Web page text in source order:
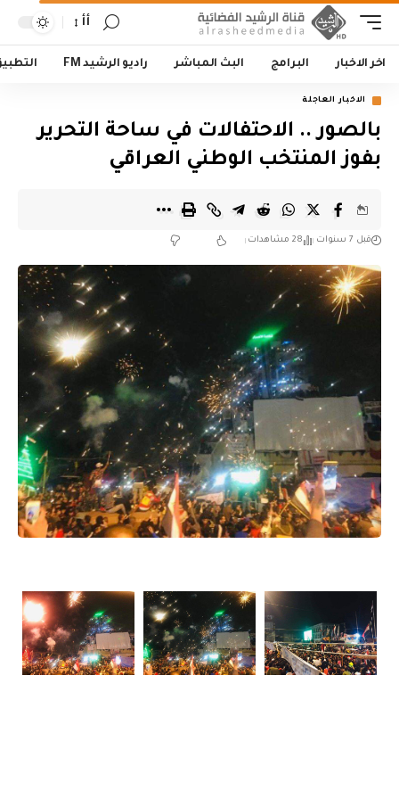
أأ
اخر الاخبار البرامج البث المباشر راديو الرشيد FM
الاخبار العاجلة
بالصور .. الاحتفالات في ساحة التحرير
بفوز المنتخب الوطني العراقي
قبل 7 سنوات 28 مشاهدات